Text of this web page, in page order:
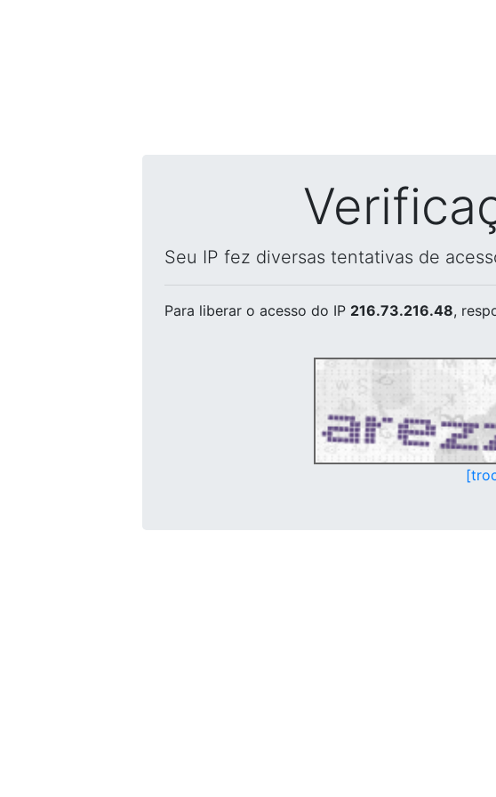
Seu IP fez diversas tentativas de
Para liberar o acesso do IP 216.73.216.48,